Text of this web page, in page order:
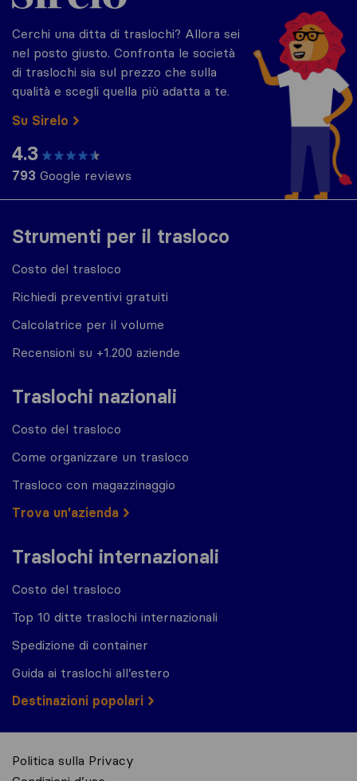
Strumenti per il trasloco
Costo del trasloco
Richiedi preventivi gratuiti
Calcolatrice per il volume
Recensioni su +1.200 aziende
Traslochi nazionali
Costo del trasloco
Come organizzare un trasloco
Trasloco con magazzinaggio
Trova un'azienda
Traslochi internazionali
Costo del trasloco
Top 10 ditte traslochi internazionali
Spedizione di container
Guida ai traslochi all’estero
Destinazioni popolari
Cerchi una ditta di traslochi? Allora sei
nel posto giusto. Confronta le società
di traslochi sia sul prezzo che sulla
qualità e scegli quella più adatta a te.
Su Sirelo
4.3
793 Google reviews
Politica sulla Privacy